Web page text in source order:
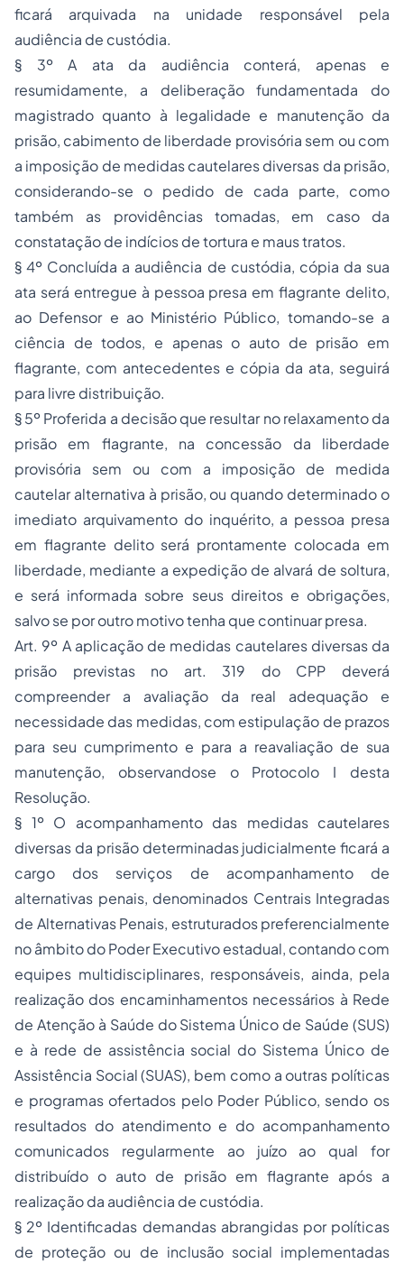
ficará arquivada na unidade responsável pela
audiência de custódia.
§ 3º A ata da audiência conterá, apenas e
resumidamente, a deliberação fundamentada do
magistrado quanto à legalidade e manutenção da
prisão, cabimento de liberdade provisória sem ou com
a imposição de medidas cautelares diversas da prisão,
considerando-se o pedido de cada parte, como
também as providências tomadas, em caso da
constatação de indícios de tortura e maus tratos.
§ 4º Concluída a audiência de custódia, cópia da sua
ata será entregue à pessoa presa em flagrante delito,
ao Defensor e ao Ministério Público, tomando-se a
ciência de todos, e apenas o auto de prisão em
flagrante, com antecedentes e cópia da ata, seguirá
para livre distribuição.
§ 5º Proferida a decisão que resultar no relaxamento da
prisão em flagrante, na concessão da liberdade
provisória sem ou com a imposição de medida
cautelar alternativa à prisão, ou quando determinado o
imediato arquivamento do inquérito, a pessoa presa
em flagrante delito será prontamente colocada em
liberdade, mediante a expedição de alvará de soltura,
e será informada sobre seus direitos e obrigações,
salvo se por outro motivo tenha que continuar presa.
Art. 9º A aplicação de medidas cautelares diversas da
prisão previstas no art. 319 do CPP deverá
compreender a avaliação da real adequação e
necessidade das medidas, com estipulação de prazos
para seu cumprimento e para a reavaliação de sua
manutenção, observandose o Protocolo I desta
Resolução.
§ 1º O acompanhamento das medidas cautelares
diversas da prisão determinadas judicialmente ficará a
cargo dos serviços de acompanhamento de
alternativas penais, denominados Centrais Integradas
de Alternativas Penais, estruturados preferencialmente
no âmbito do Poder Executivo estadual, contando com
equipes multidisciplinares, responsáveis, ainda, pela
realização dos encaminhamentos necessários à Rede
de Atenção à Saúde do Sistema Único de Saúde (SUS)
e à rede de assistência social do Sistema Único de
Assistência Social (SUAS), bem como a outras políticas
e programas ofertados pelo Poder Público, sendo os
resultados do atendimento e do acompanhamento
comunicados regularmente ao juízo ao qual for
distribuído o auto de prisão em flagrante após a
realização da audiência de custódia.
§ 2º Identificadas demandas abrangidas por políticas
de proteção ou de inclusão social implementadas